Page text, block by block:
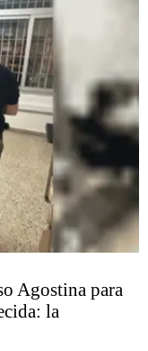
Agostina para
la